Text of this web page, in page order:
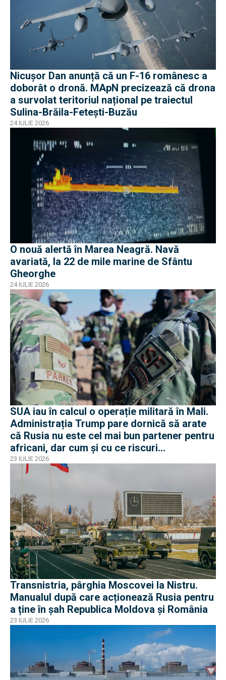
Nicușor Dan anunță că un F-16 românesc a
doborât o dronă. MApN precizează că drona
a survolat teritoriul național pe traiectul
Sulina-Brăila-Fetești-Buzău
24 IULIE 2026
O nouă alertă în Marea Neagră. Navă
avariată, la 22 de mile marine de Sfântu
Gheorghe
24 IULIE 2026
SUA iau în calcul o operație militară în Mali.
Administrația Trump pare dornică să arate
că Rusia nu este cel mai bun partener pentru
africani, dar cum și cu ce riscuri
operaționale?
23 IULIE 2026
Transnistria, pârghia Moscovei la Nistru.
Manualul după care acționează Rusia pentru
a ține în șah Republica Moldova și România
23 IULIE 2026